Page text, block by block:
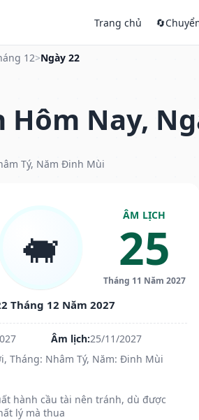
Trang chủ 🔄
12>Ngày 22
Hôm Nay,
Tý, Năm Đinh Mùi
🐖
ÂM LỊCH
25
Tháng 11 Năm 2027
Tháng 12 Năm 2027
Âm lịch:25/11/2027
Tháng: Nhâm Tý, Năm: Đinh Mùi
hành cầu tài nên tránh, dù được
lý mà thua